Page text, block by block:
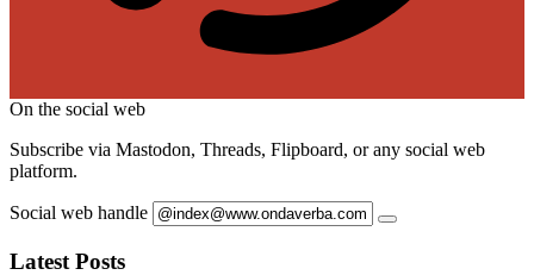
On the social web
Subscribe via Mastodon, Threads, Flipboard, or any social web
platform.
Social web handle
Latest Posts